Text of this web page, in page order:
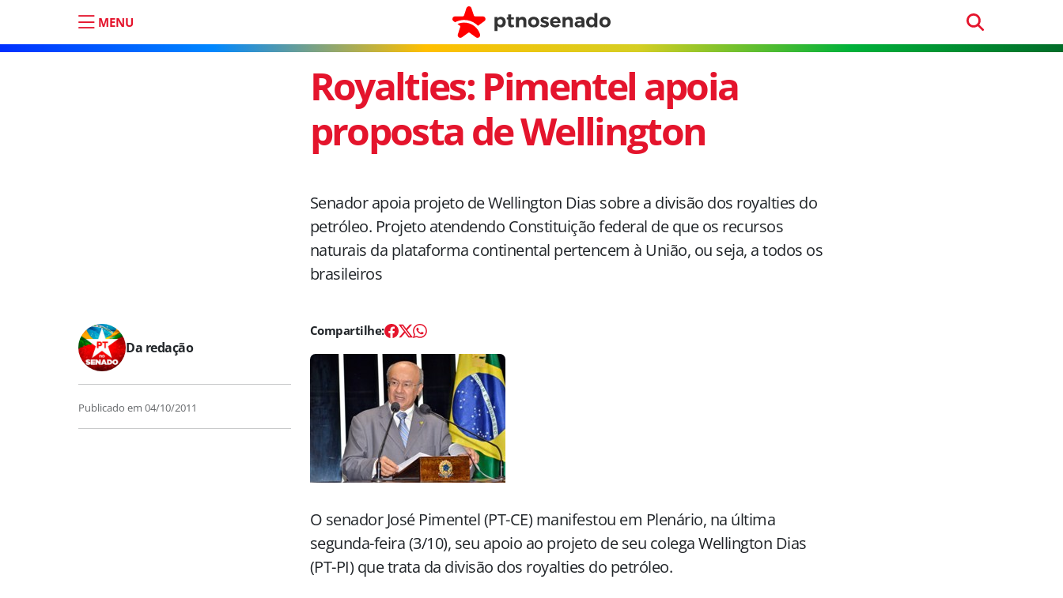
MENU
Royalties: Pimentel apoia
proposta de Wellington
Senador apoia projeto de Wellington Dias sobre a divisão dos royalties do
petróleo. Projeto atendendo Constituição federal de que os recursos
naturais da plataforma continental pertencem à União, ou seja, a todos os
brasileiros
Da redação
Publicado em 04/10/2011
O senador José Pimentel (PT-CE) manifestou em Plenário, na última
segunda-feira (3/10), seu apoio ao projeto de seu colega Wellington Dias
(PT-PI) que trata da divisão dos royalties do petróleo.